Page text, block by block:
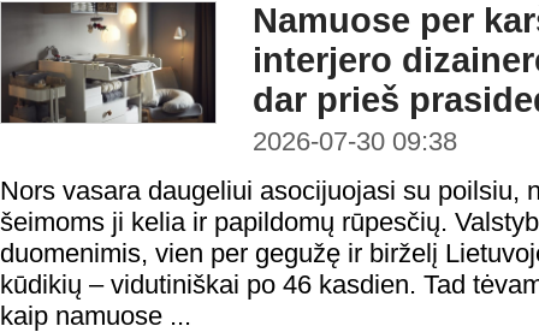
Namuose per
interjero
dar prieš
2026-07-30 09:38
Nors vasara daugeliui asocijuojasi su poilsiu,
šeimoms ji kelia ir papildomų rūpesčių.
duomenimis, vien per gegužę ir birželį
kūdikių – vidutiniškai po 46 kasdien. Tad
kaip namuose ...